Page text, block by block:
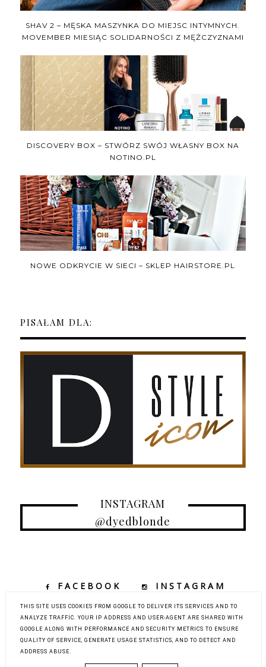
SHAV 2 – MĘSKA MASZYNKA DO MIEJSC INTYMNYCH.
MOVEMBER MIESIĄC SOLIDARNOŚCI Z MĘŻCZYZNAMI
DISCOVERY BOX – STWÓRZ SWÓJ WŁASNY BOX NA
NOTINO.PL
NOWE ODKRYCIE W SIECI – SKLEP HAIRSTORE.PL
PISAŁAM DLA:
INSTAGRAM
@dyedblonde
FACEBOOK
INSTAGRAM
TIKTOK
YOUTUBE
COPYRIGHT ©
THIS SITE USES COOKIES FROM GOOGLE TO DELIVER ITS SERVICES AND TO
ANALYZE TRAFFIC. YOUR IP ADDRESS AND USER-AGENT ARE SHARED WITH
GOOGLE ALONG WITH PERFORMANCE AND SECURITY METRICS TO ENSURE
QUALITY OF SERVICE, GENERATE USAGE STATISTICS, AND TO DETECT AND
ADDRESS ABUSE.